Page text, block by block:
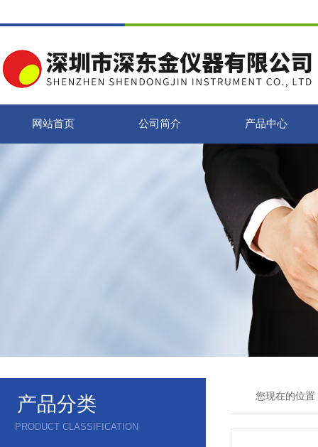
网站首页 公司简介 产品中心
产品分类
PRODUCT CLASSIFICATION
您现在的位置